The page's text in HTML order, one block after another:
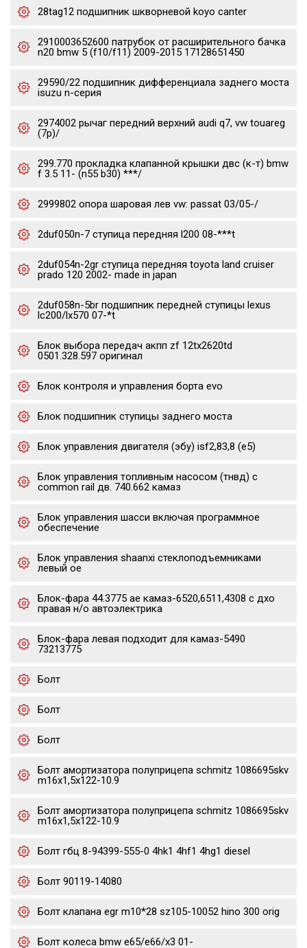
28tag12 подшипник шкворневой koyo canter
2910003652600 патрубок от расширительного бачка
n20 bmw 5 (f10/f11) 2009-2015 17128651450
29590/22 подшипник дифференциала заднего моста
isuzu n-серия
2974002 рычаг передний верхний audi q7, vw touareg
(7p)/
299.770 прокладка клапанной крышки двс (к-т) bmw
f 3.5 11- (n55 b30) ***/
2999802 опора шаровая лев vw: passat 03/05-/
2duf050n-7 ступица передняя l200 08-***t
2duf054n-2gr ступица передняя toyota land cruiser
prado 120 2002- made in japan
2duf058n-5br подшипник передней ступицы lexus
lc200/lx570 07-*t
Блок выбора передач акпп zf 12tx2620td
0501.328.597 оригинал
Блок контроля и управления борта evo
Блок подшипник ступицы заднего моста
Блок управления двигателя (эбу) isf2,83,8 (е5)
Блок управления топливным насосом (тнвд) с
common rail дв. 740.662 камаз
Блок управления шасси включая программное
обеспечение
Блок управления shaanxi стеклоподъемниками
левый oe
Блок-фара 44.3775 ae камаз-6520,6511,4308 с дхо
правая н/о автоэлектрика
Блок-фара левая подходит для камаз-5490
73213775
Болт
Болт
Болт
Болт амортизатора полуприцепа schmitz 1086695skv
m16x1,5х122-10.9
Болт амортизатора полуприцепа schmitz 1086695skv
m16x1,5х122-10.9
Болт гбц 8-94399-555-0 4hk1 4hf1 4hg1 diesel
Болт 90119-14080
Болт клапана egr m10*28 sz105-10052 hino 300 orig
Болт колеса bmw e65/e66/x3 01-